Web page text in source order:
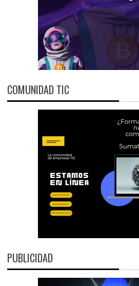
COMUNIDAD TIC
PUBLICIDAD